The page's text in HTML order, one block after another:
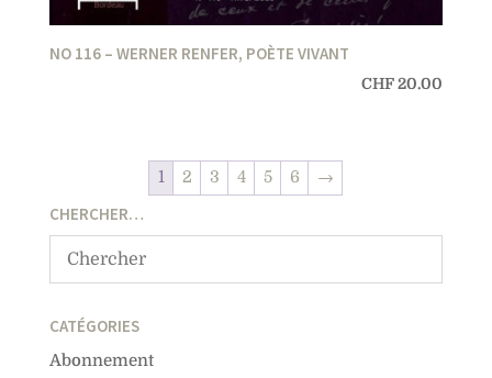
NO 116 – WERNER RENFER, POÈTE VIVANT
CHF20.00
1 2 3 4 5 6 →
CHERCHER…
CATÉGORIES
Abonnement